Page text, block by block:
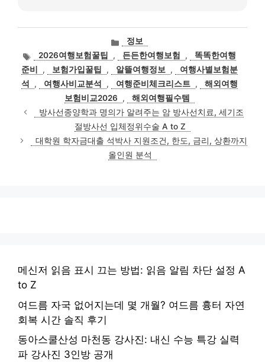
카
테
고
리
정보
태
그
2026여행보험꿀팁 , 든든한여행보험 ,
똑똑한여행
준비
, 보험가입꿀팁 , 알뜰여행정보 ,
여행사별보험분
석
, 여행사비교분석 , 여행준비체크리스트 ,
해외여행
보험비교2026
,
해외여행필수템
방사선종양학과 명의가 알려주는 암 방사선치료, 세기조
절방사선 입체정위수술 A to Z
대학원 학자금대출 석박사 지원조건, 한도, 금리, 상환까지
올인원 분석
메신저 읽음 표시 끄는 방법: 읽음 알림 차단 설정 A
to Z
여드름 자국 없어지는데 몇 개월? 여드름 흉터 자연
회복 시간 솔직 후기
동아스쿨산성 마천동 강사진: 내신 수능 특강 실력
파 강사진 3인방 공개